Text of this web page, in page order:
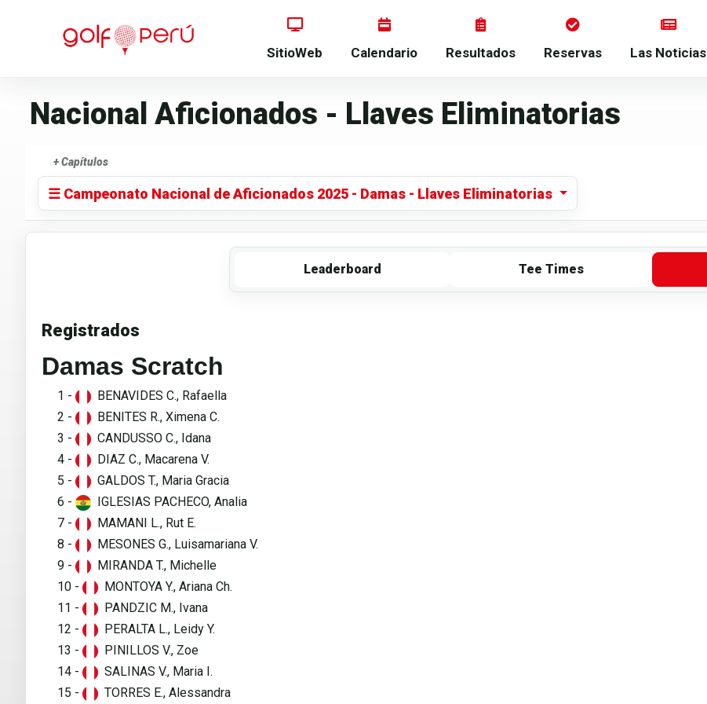
SitioWeb Calendario Resultados Reservas Las Noticias
Nacional Aficionados - Llaves Eliminatorias
+ Capítulos
☰ Campeonato Nacional de Aficionados 2025 - Damas - Llaves Eliminatorias
Leaderboard Tee Times
Registrados
Damas Scratch
1 -
BENAVIDES C., Rafaella
2 -
BENITES R., Ximena C.
3 -
CANDUSSO C., Idana
4 -
DIAZ C., Macarena V.
5 -
GALDOS T., Maria Gracia
6 -
IGLESIAS PACHECO, Analia
7 -
MAMANI L., Rut E.
8 -
MESONES G., Luisamariana V.
9 -
MIRANDA T., Michelle
10 -
MONTOYA Y., Ariana Ch.
11 -
PANDZIC M., Ivana
12 -
PERALTA L., Leidy Y.
13 -
PINILLOS V., Zoe
14 -
SALINAS V., Maria I.
15 -
TORRES E., Alessandra